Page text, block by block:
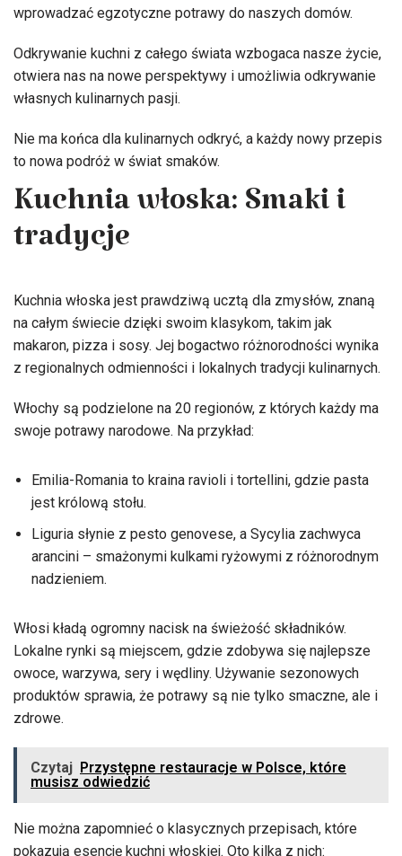
wprowadzać egzotyczne potrawy do naszych domów.
Odkrywanie kuchni z całego świata wzbogaca nasze życie,
otwiera nas na nowe perspektywy i umożliwia odkrywanie
własnych kulinarnych pasji.
Nie ma końca dla kulinarnych odkryć, a każdy nowy przepis
to nowa podróż w świat smaków.
Kuchnia włoska: Smaki i
tradycje
Kuchnia włoska jest prawdziwą ucztą dla zmysłów, znaną
na całym świecie dzięki swoim klasykom, takim jak
makaron, pizza i sosy. Jej bogactwo różnorodności wynika
z regionalnych odmienności i lokalnych tradycji kulinarnych.
Włochy są podzielone na 20 regionów, z których każdy ma
swoje potrawy narodowe. Na przykład:
Emilia-Romania to kraina ravioli i tortellini, gdzie pasta
jest królową stołu.
Liguria słynie z pesto genovese, a Sycylia zachwyca
arancini – smażonymi kulkami ryżowymi z różnorodnym
nadzieniem.
Włosi kładą ogromny nacisk na świeżość składników.
Lokalne rynki są miejscem, gdzie zdobywa się najlepsze
owoce, warzywa, sery i wędliny. Używanie sezonowych
produktów sprawia, że potrawy są nie tylko smaczne, ale i
zdrowe.
Czytaj Przystępne restauracje w Polsce, które
musisz odwiedzić
Nie można zapomnieć o klasycznych przepisach, które
pokazują esencję kuchni włoskiej. Oto kilka z nich: